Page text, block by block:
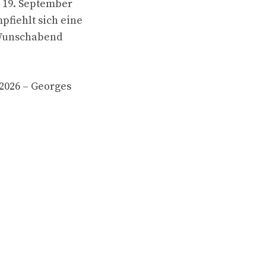
September
sich eine
– Georges